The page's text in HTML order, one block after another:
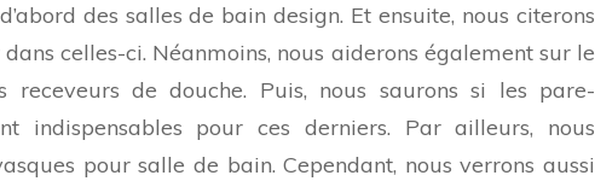
des salles de bain design. Et ensuite, nous citerons
celles-ci. Néanmoins, nous aiderons également sur le
de douche. Puis, nous saurons si les pare-
indispensables pour ces derniers. Par ailleurs, nous
pour salle de bain. Cependant, nous verrons aussi